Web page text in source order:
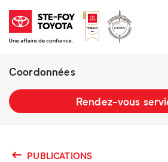
Coordonnées
2777 boulevard du Versant-Nord
Rendez-vous
PUBLICATIONS